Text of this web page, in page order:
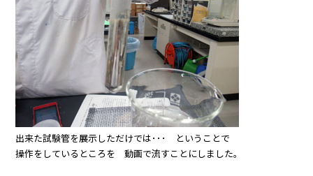
出来た試験管を展示しただけでは･･･ ということで
操作をしているところを 動画で流すことにしました。